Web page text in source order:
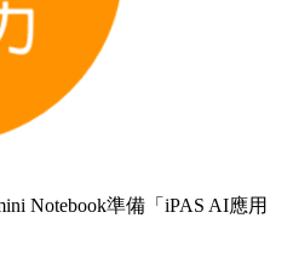
Notebook準備「iPAS AI應用